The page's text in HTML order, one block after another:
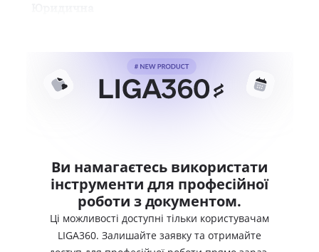
Ви намагаєтесь використати
інструменти для професійної
роботи з документом.
Ці можливості доступні тільки користувачам
LIGA360. Залишайте заявку та отримайте